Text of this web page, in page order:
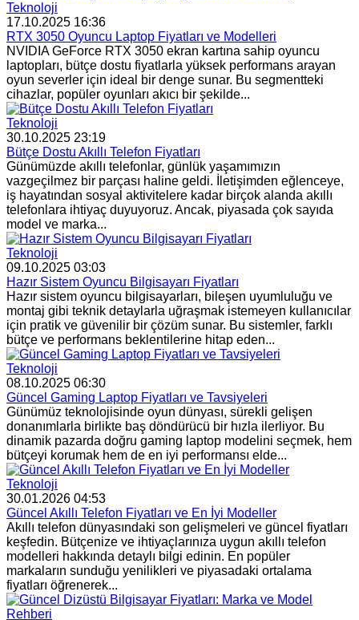
Teknoloji
17.10.2025 16:36
RTX 3050 Oyuncu Laptop Fiyatları ve Modelleri
NVIDIA GeForce RTX 3050 ekran kartına sahip oyuncu
laptopları, bütçe dostu fiyatlarla yüksek performans arayan
oyun severler için ideal bir denge sunar. Bu segmentteki
cihazlar, popüler oyunları akıcı bir şekilde...
Teknoloji
30.10.2025 23:19
Bütçe Dostu Akıllı Telefon Fiyatları
Günümüzde akıllı telefonlar, günlük yaşamımızın
vazgeçilmez bir parçası haline geldi. İletişimden eğlenceye,
iş hayatından sosyal aktivitelere kadar birçok alanda akıllı
telefonlara ihtiyaç duyuyoruz. Ancak, piyasada çok sayıda
model ve marka...
Teknoloji
09.10.2025 03:03
Hazır Sistem Oyuncu Bilgisayarı Fiyatları
Hazır sistem oyuncu bilgisayarları, bileşen uyumluluğu ve
montaj gibi teknik detaylarla uğraşmak istemeyen kullanıcılar
için pratik ve güvenilir bir çözüm sunar. Bu sistemler, farklı
bütçe ve performans beklentilerine hitap eden...
Teknoloji
08.10.2025 06:30
Güncel Gaming Laptop Fiyatları ve Tavsiyeleri
Günümüz teknolojisinde oyun dünyası, sürekli gelişen
donanımlarla birlikte baş döndürücü bir hızla ilerliyor. Bu
dinamik pazarda doğru gaming laptop modelini seçmek, hem
bütçeyi korumak hem de en iyi performansı elde...
Teknoloji
30.01.2026 04:53
Güncel Akıllı Telefon Fiyatları ve En İyi Modeller
Akıllı telefon dünyasındaki son gelişmeleri ve güncel fiyatları
keşfedin. Bütçenize ve ihtiyaçlarınıza uygun akıllı telefon
modelleri hakkında detaylı bilgi edinin. En popüler
markaların sunduğu yenilikleri ve piyasadaki ortalama
fiyatları öğrenerek...